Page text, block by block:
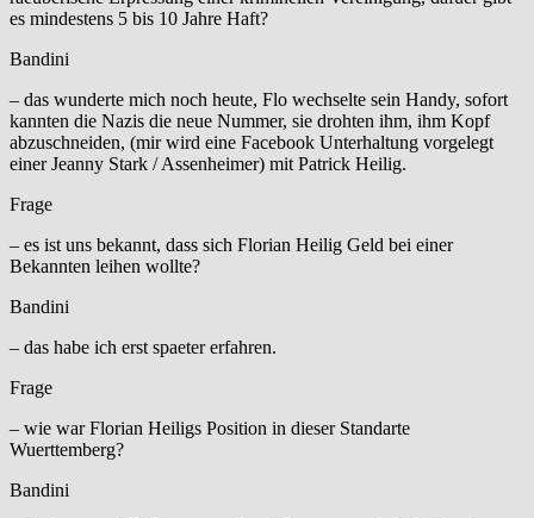
es mindestens 5 bis 10 Jahre Haft?
Bandini
– das wunderte mich noch heute, Flo wechselte sein Handy, sofort
kannten die Nazis die neue Nummer, sie drohten ihm, ihm Kopf
abzuschneiden, (mir wird eine Facebook Unterhaltung vorgelegt
einer Jeanny Stark / Assenheimer) mit Patrick Heilig.
Frage
– es ist uns bekannt, dass sich Florian Heilig Geld bei einer
Bekannten leihen wollte?
Bandini
– das habe ich erst spaeter erfahren.
Frage
– wie war Florian Heiligs Position in dieser Standarte
Wuerttemberg?
Bandini